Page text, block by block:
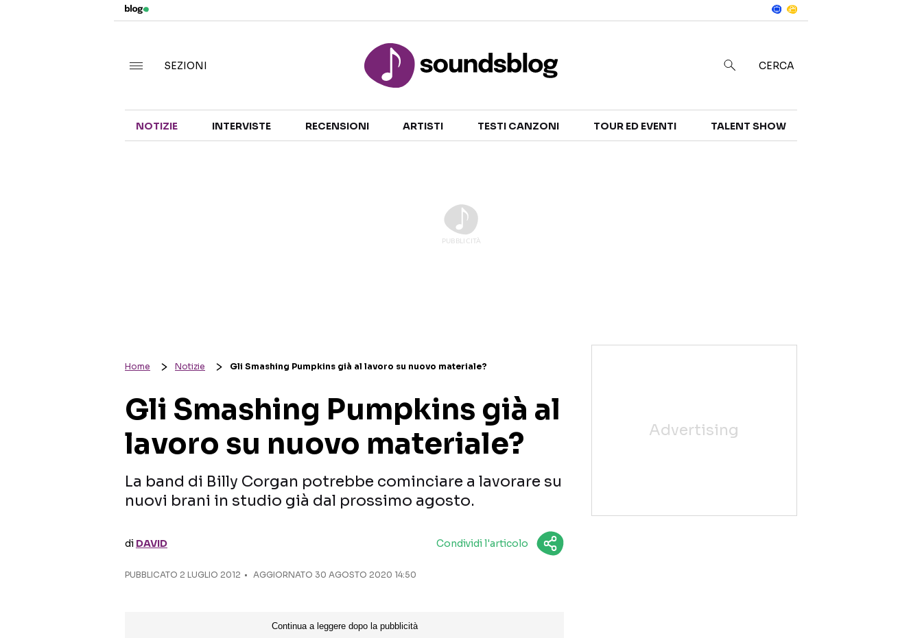
TALENT SHOW
SEZIONI CERCA
NOTIZIE INTERVISTE RECENSIONI ARTISTI TESTI CANZONI TOUR ED EVENTI TALENT SHOW
Home Notizie Gli Smashing Pumpkins già al lavoro su nuovo materiale?
Gli Smashing Pumpkins già al
lavoro su nuovo materiale?
La band di Billy Corgan potrebbe cominciare a lavorare su
nuovi brani in studio già dal prossimo agosto.
di DAVID Condividi l'articolo
PUBBLICATO 2 LUGLIO 2012 AGGIORNATO 30 AGOSTO 2020 14:50